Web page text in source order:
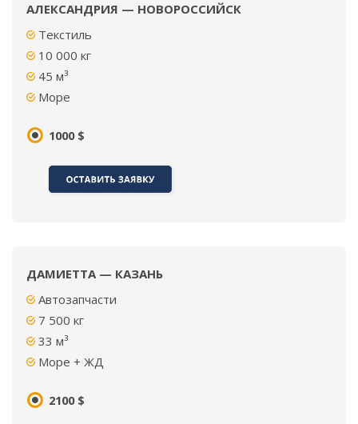
АЛЕКСАНДРИЯ — НОВОРОССИЙСК
Текстиль
10 000 кг
45 м³
Море
1000 $
ДАМИЕТТА — КАЗАНЬ
Автозапчасти
7 500 кг
33 м³
Море + ЖД
2100 $